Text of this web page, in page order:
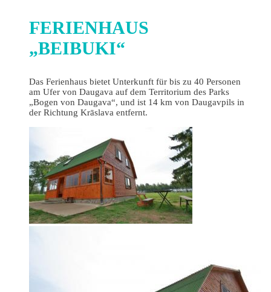
FERIENHAUS
„BEIBUKI“
Das Ferienhaus bietet Unterkunft für bis zu 40 Personen
am Ufer von Daugava auf dem Territorium des Parks
„Bogen von Daugava“, und ist 14 km von Daugavpils in
der Richtung Krāslava entfernt.